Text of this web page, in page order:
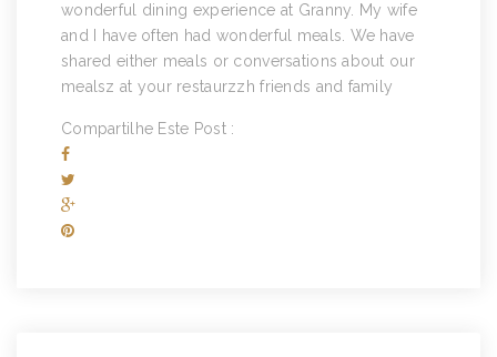
wonderful dining experience at Granny. My wife
and I have often had wonderful meals. We have
shared either meals or conversations about our
mealsz at your restaurzzh friends and family
Compartilhe Este Post :